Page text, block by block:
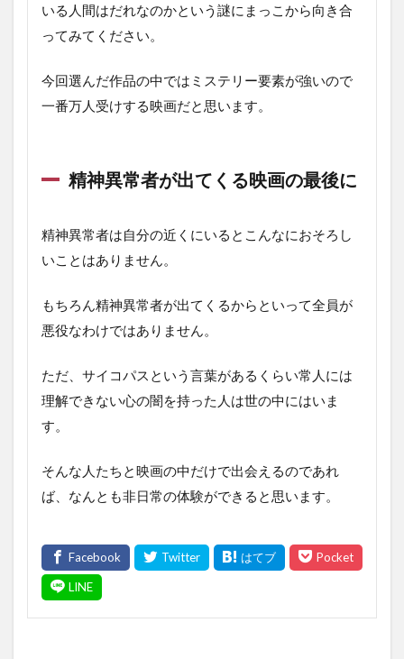
いる人間はだれなのかという謎にまっこから向き合
ってみてください。
今回選んだ作品の中ではミステリー要素が強いので
一番万人受けする映画だと思います。
精神異常者が出てくる映画の最後に
精神異常者は自分の近くにいるとこんなにおそろし
いことはありません。
もちろん精神異常者が出てくるからといって全員が
悪役なわけではありません。
ただ、サイコパスという言葉があるくらい常人には
理解できない心の闇を持った人は世の中にはいま
す。
そんな人たちと映画の中だけで出会えるのであれ
ば、なんとも非日常の体験ができると思います。